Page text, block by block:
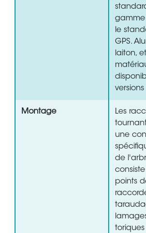
gamme
le
GPS.
laiton,
Montage
Les
une
de
points